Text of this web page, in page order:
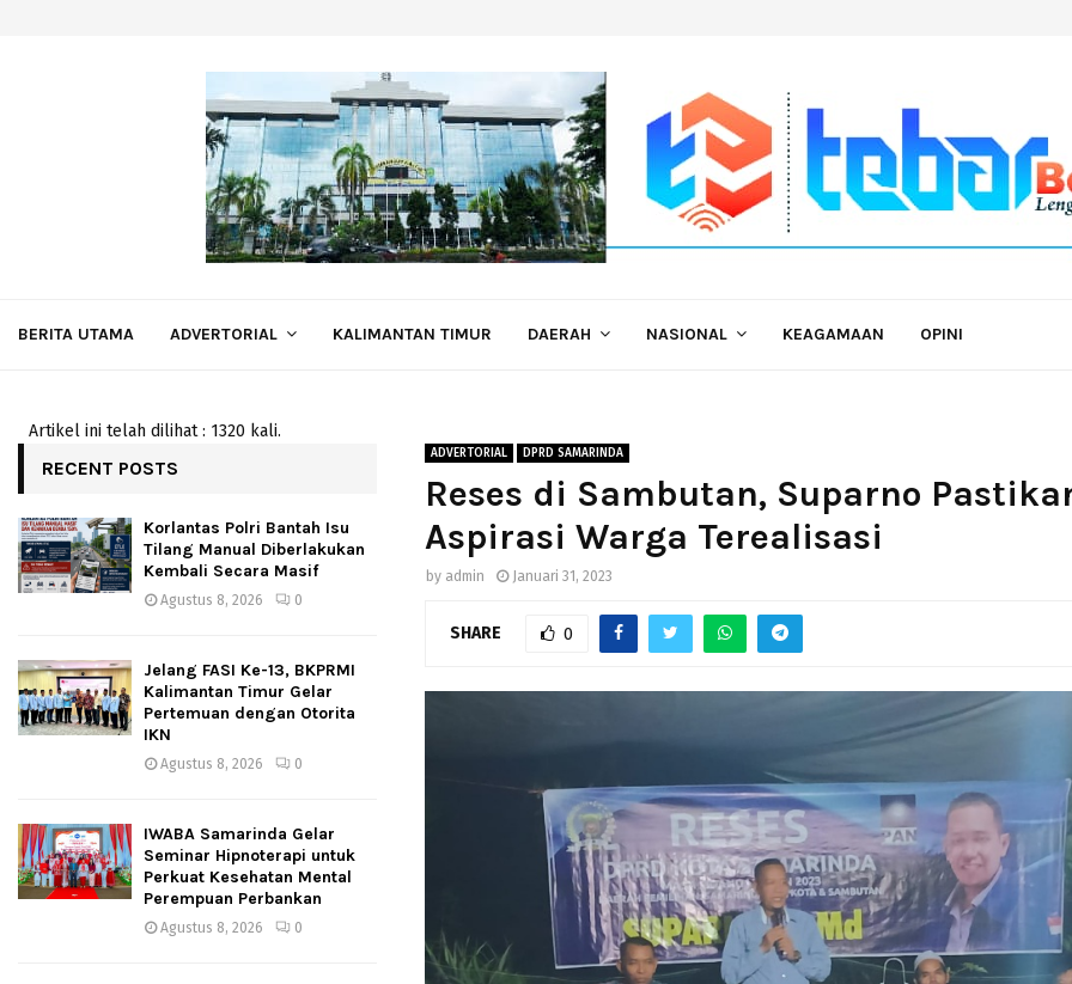
BERITA UTAMA ADVERTORIAL KALIMANTAN TIMUR DAERAH NASIONAL KEAGAMAAN OPINI
Artikel ini telah dilihat : 1320 kali.
ADVERTORIAL DPRD SAMARINDA
Reses di Sambutan, Suparno
Aspirasi Warga Terealisasi
by admin Januari 31, 2023
SHARE 0
RECENT POSTS
Korlantas Polri Bantah Isu
Tilang Manual Diberlakukan
Kembali Secara Masif
Agustus 8, 2026 0
Jelang FASI Ke-13, BKPRMI
Kalimantan Timur Gelar
Pertemuan dengan Otorita
IKN
Agustus 8, 2026 0
IWABA Samarinda Gelar
Seminar Hipnoterapi untuk
Perkuat Kesehatan Mental
Perempuan Perbankan
Agustus 8, 2026 0